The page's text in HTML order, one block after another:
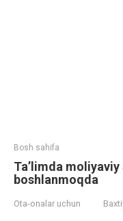
Bosh sahifa
Ta’limda
boshlanmoqda
Ota-onalar uchun